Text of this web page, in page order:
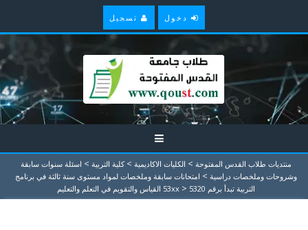
دخول تسجيل
منتديات طلاب القدس المفتوحة > الكليات الاكاديمية > كلية التربية > اسئلة سنوات سابقة
وشروحات وملخصات دراسية > امتحانات سابقة وملخصات لمواد مستوى سنة ثالثة في برنامج
التربية تبدأ برقم 53xx
> 5320 القياس والتقويم في التعلم والتعليم